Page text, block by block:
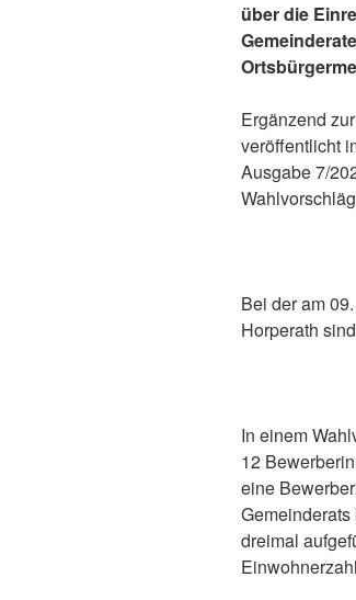
über die
Ergänzend
veröffentlicht
Ausgabe 7/
Bei der am
Horperath
In einem
12
eine
dreimal